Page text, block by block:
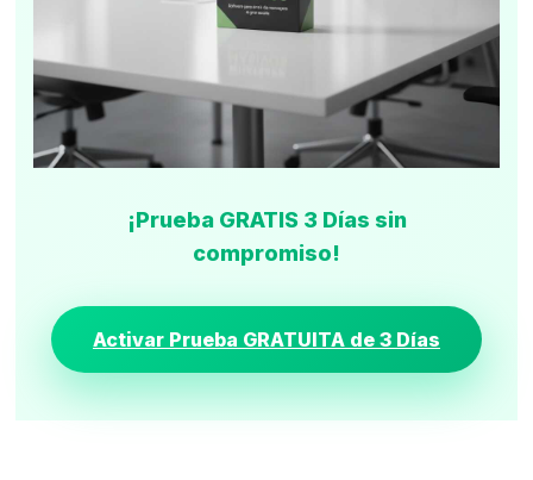
¡Prueba GRATIS 3 Días sin
compromiso!
Activar Prueba GRATUITA de 3 Días